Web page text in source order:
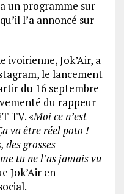
un programme sur
l’a annoncé sur
ivoirienne, Jok’Air, a
le lancement
du 16 septembre
du rappeur
TV. «Moi ce n’est
va être réel poto !
des grosses
tu ne l’as jamais vu
Jok’Air en